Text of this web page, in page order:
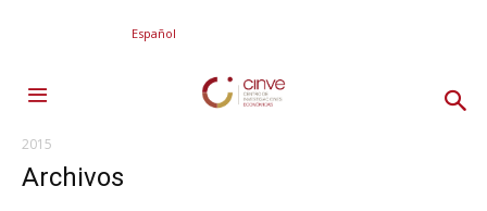
Español
2015
Archivos